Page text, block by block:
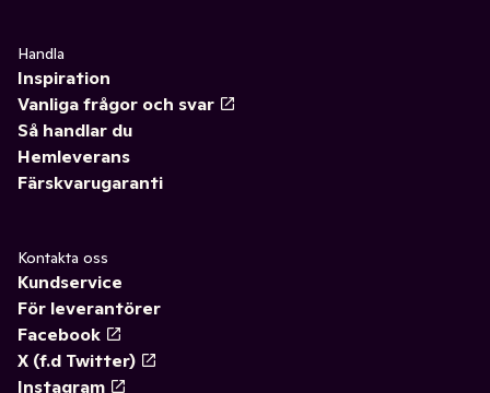
Handla
Inspiration
Vanliga frågor och svar
Så handlar du
Hemleverans
Färskvarugaranti
Kontakta oss
Kundservice
För leverantörer
Facebook
X (f.d Twitter)
Instagram